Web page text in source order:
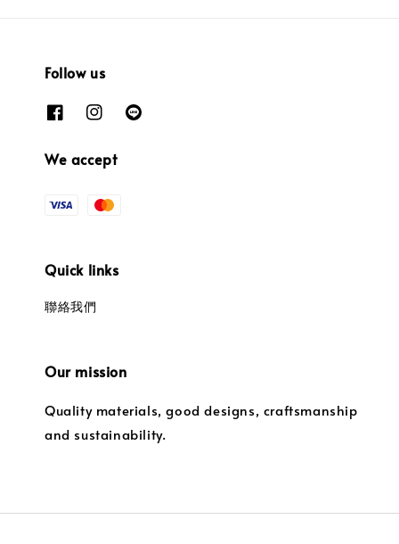
Follow us
We accept
Quick links
聯絡我們
Our mission
Quality materials, good designs, craftsmanship
and sustainability.